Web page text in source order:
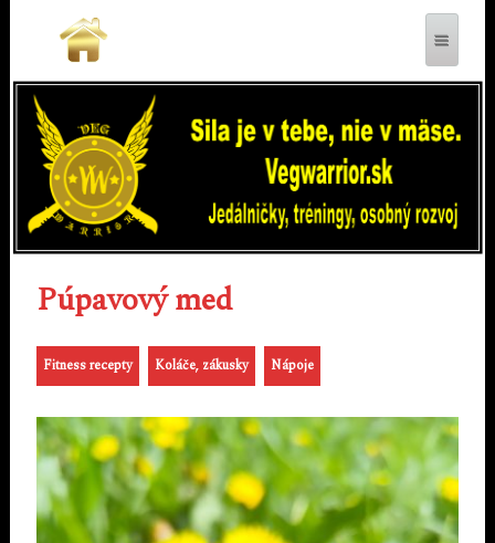
VEGWARRIOR.SK
Púpavový med
Fitness recepty Koláče, zákusky Nápoje